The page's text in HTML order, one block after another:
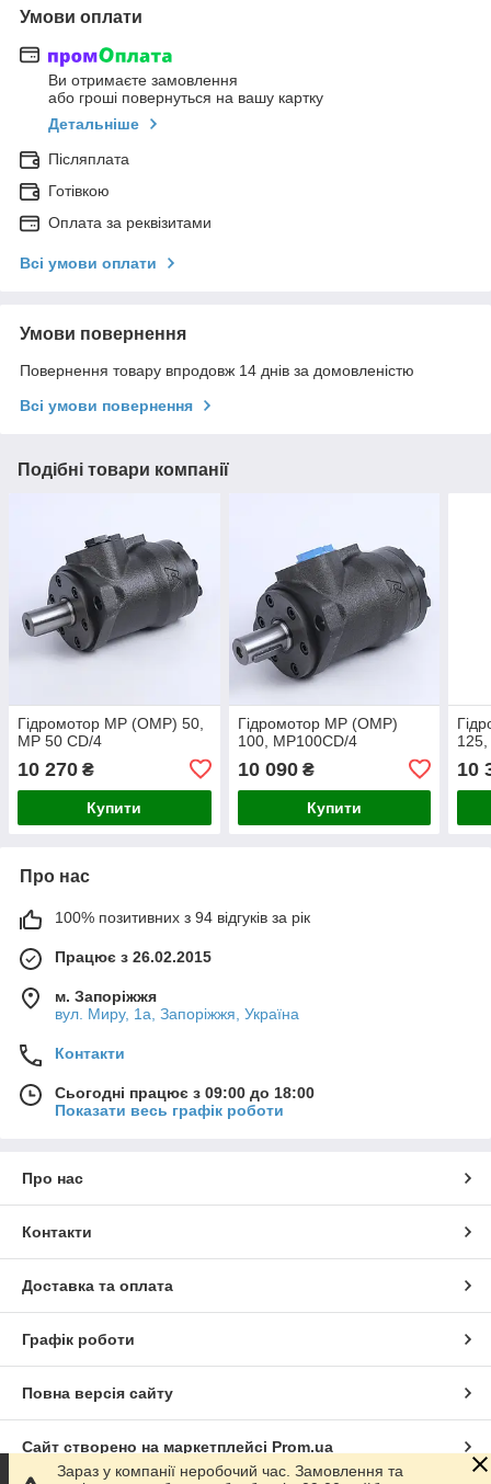
Умови оплати
Ви отримаєте замовлення
або гроші повернуться на вашу картку
Детальніше
Післяплата
Готівкою
Оплата за реквізитами
Всі умови оплати
Умови повернення
Повернення товару впродовж 14 днів за домовленістю
Всі умови повернення
Подібні товари компанії
Гідромотор MP (OMP) 50,
MP 50 CD/4
10 270 ₴
Купити
Гідромотор MP (OMP)
100, MP100CD/4
10 090₴
Купити
10
Про нас
100% позитивних з 94 відгуків за рік
Працює з 26.02.2015
м. Запоріжжя
вул. Миру, 1а, Запоріжжя, Україна
Контакти
Сьогодні працює з 09:00 до 18:00
Показати весь графік роботи
Про нас
Контакти
Доставка та оплата
Графік роботи
Повна версія сайту
Сайт створено на маркетплейсі Prom.ua
Зараз у компанії неробочий час. Замовлення та